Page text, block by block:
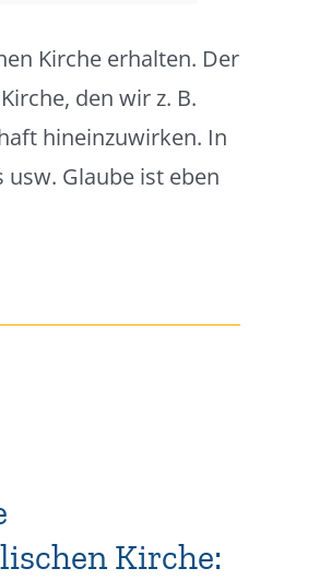
Kirche erhalten. Der
den wir z. B.
hineinzuwirken. In
Glaube ist eben
Kirche: